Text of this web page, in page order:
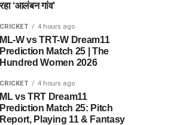
रहा ‘आलंबन गांव’
CRICKET 4 hours ago
ML-W vs TRT-W Dream11
Prediction Match 25 | The
Hundred Women 2026
CRICKET 4 hours ago
ML vs TRT Dream11
Prediction Match 25: Pitch
Report, Playing 11 & Fantasy